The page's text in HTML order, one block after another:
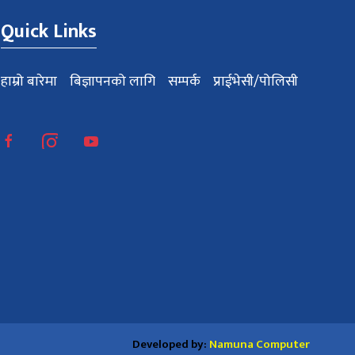
Quick Links
हाम्रो बारेमा बिज्ञापनको लागि सम्पर्क प्राईभेसी/पोलिसी
Developed by: Namuna Computer